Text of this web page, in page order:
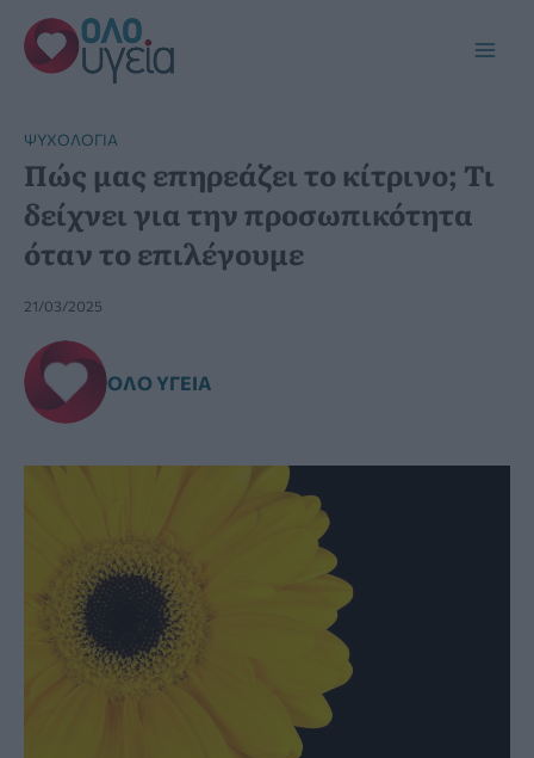
Μετάβαση
στο
περιεχόμενο
ΨΥΧΟΛΟΓΊΑ
Πώς μας επηρεάζει το κίτρινο; Τι
δείχνει για την προσωπικότητα
όταν το επιλέγουμε
21/03/2025
ΌΛΟ ΥΓΕΊΑ